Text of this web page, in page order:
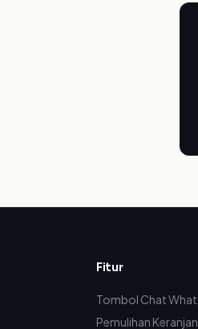
Fitur
Tombol Chat
Pemulihan